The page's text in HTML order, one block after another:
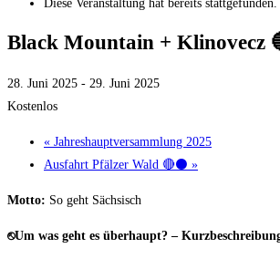
Diese Veranstaltung hat bereits stattgefunden.
Black Mountain + Klinovecz
28. Juni 2025 - 29. Juni 2025
Kostenlos
« Jahreshauptversammlung 2025
Ausfahrt Pfälzer Wald 🔴⚫ »
Motto: So geht Sächsisch
⎋Um was geht es überhaupt? –